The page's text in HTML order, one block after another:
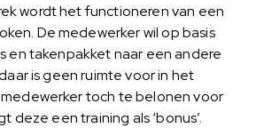
wordt het functioneren van een
De medewerker wil op basis
en takenpakket naar een andere
is geen ruimte voor in het
toch te belonen voor
deze een training als ‘bonus’.